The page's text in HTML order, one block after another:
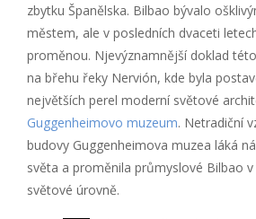
zbytku Španělska. Bilbao bývalo
městem, ale v posledních dvaceti
proměnou. Njevýznamnější doklad
na břehu řeky Nervión, kde byla
největších perel moderní světové
Guggenheimovo muzeum. Netradiční
budovy Guggenheimova muzea láká
světa a proměnila průmyslové Bilbao
světové úrovně.